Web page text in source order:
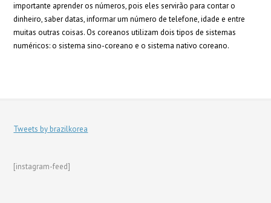
importante aprender os números, pois eles servirão para contar o
dinheiro, saber datas, informar um número de telefone, idade e entre
muitas outras coisas. Os coreanos utilizam dois tipos de sistemas
numéricos: o sistema sino-coreano e o sistema nativo coreano.
Tweets by brazilkorea
[instagram-feed]